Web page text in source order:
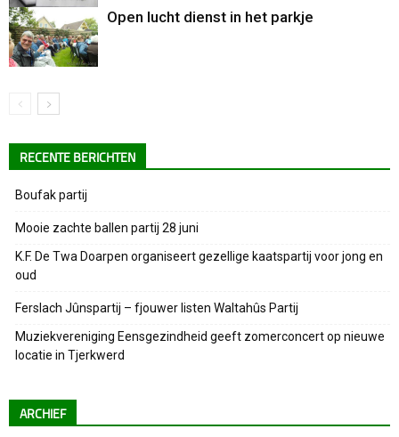
Open lucht dienst in het parkje
RECENTE BERICHTEN
Boufak partij
Mooie zachte ballen partij 28 juni
K.F. De Twa Doarpen organiseert gezellige kaatspartij voor jong en
oud
Ferslach Jûnspartij – fjouwer listen Waltahûs Partij
Muziekvereniging Eensgezindheid geeft zomerconcert op nieuwe
locatie in Tjerkwerd
ARCHIEF